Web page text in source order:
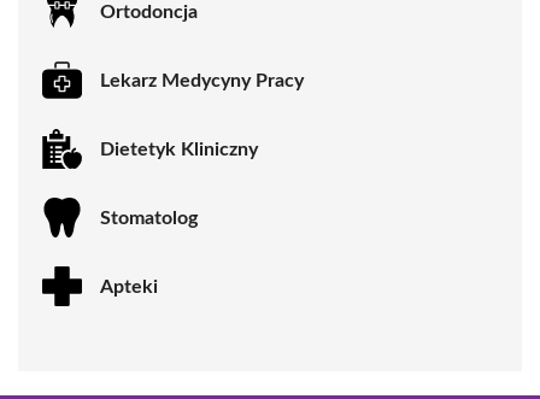
Ortodoncja
Lekarz Medycyny Pracy
Dietetyk Kliniczny
Stomatolog
Apteki